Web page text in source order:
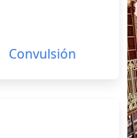
Convulsión